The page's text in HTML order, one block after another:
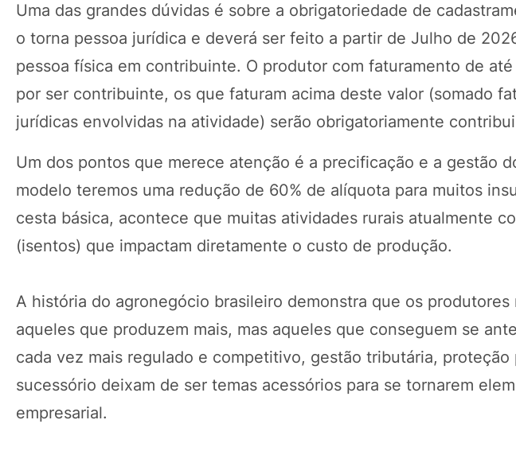
Uma das grandes dúvidas é sobre a obrigatoriedade de
o torna pessoa jurídica e deverá ser feito a partir de Julho de
pessoa física em contribuinte. O produtor com faturamento de
por ser contribuinte, os que faturam acima deste valor (somado
jurídicas envolvidas na atividade) serão obrigatoriamente
Um dos pontos que merece atenção é a precificação e a gestão
modelo teremos uma redução de 60% de alíquota para muitos
cesta básica, acontece que muitas atividades rurais atualmente
(isentos) que impactam diretamente o custo de produção.
A história do agronegócio brasileiro demonstra que os
aqueles que produzem mais, mas aqueles que conseguem se
cada vez mais regulado e competitivo, gestão tributária,
sucessório deixam de ser temas acessórios para se tornarem
empresarial.